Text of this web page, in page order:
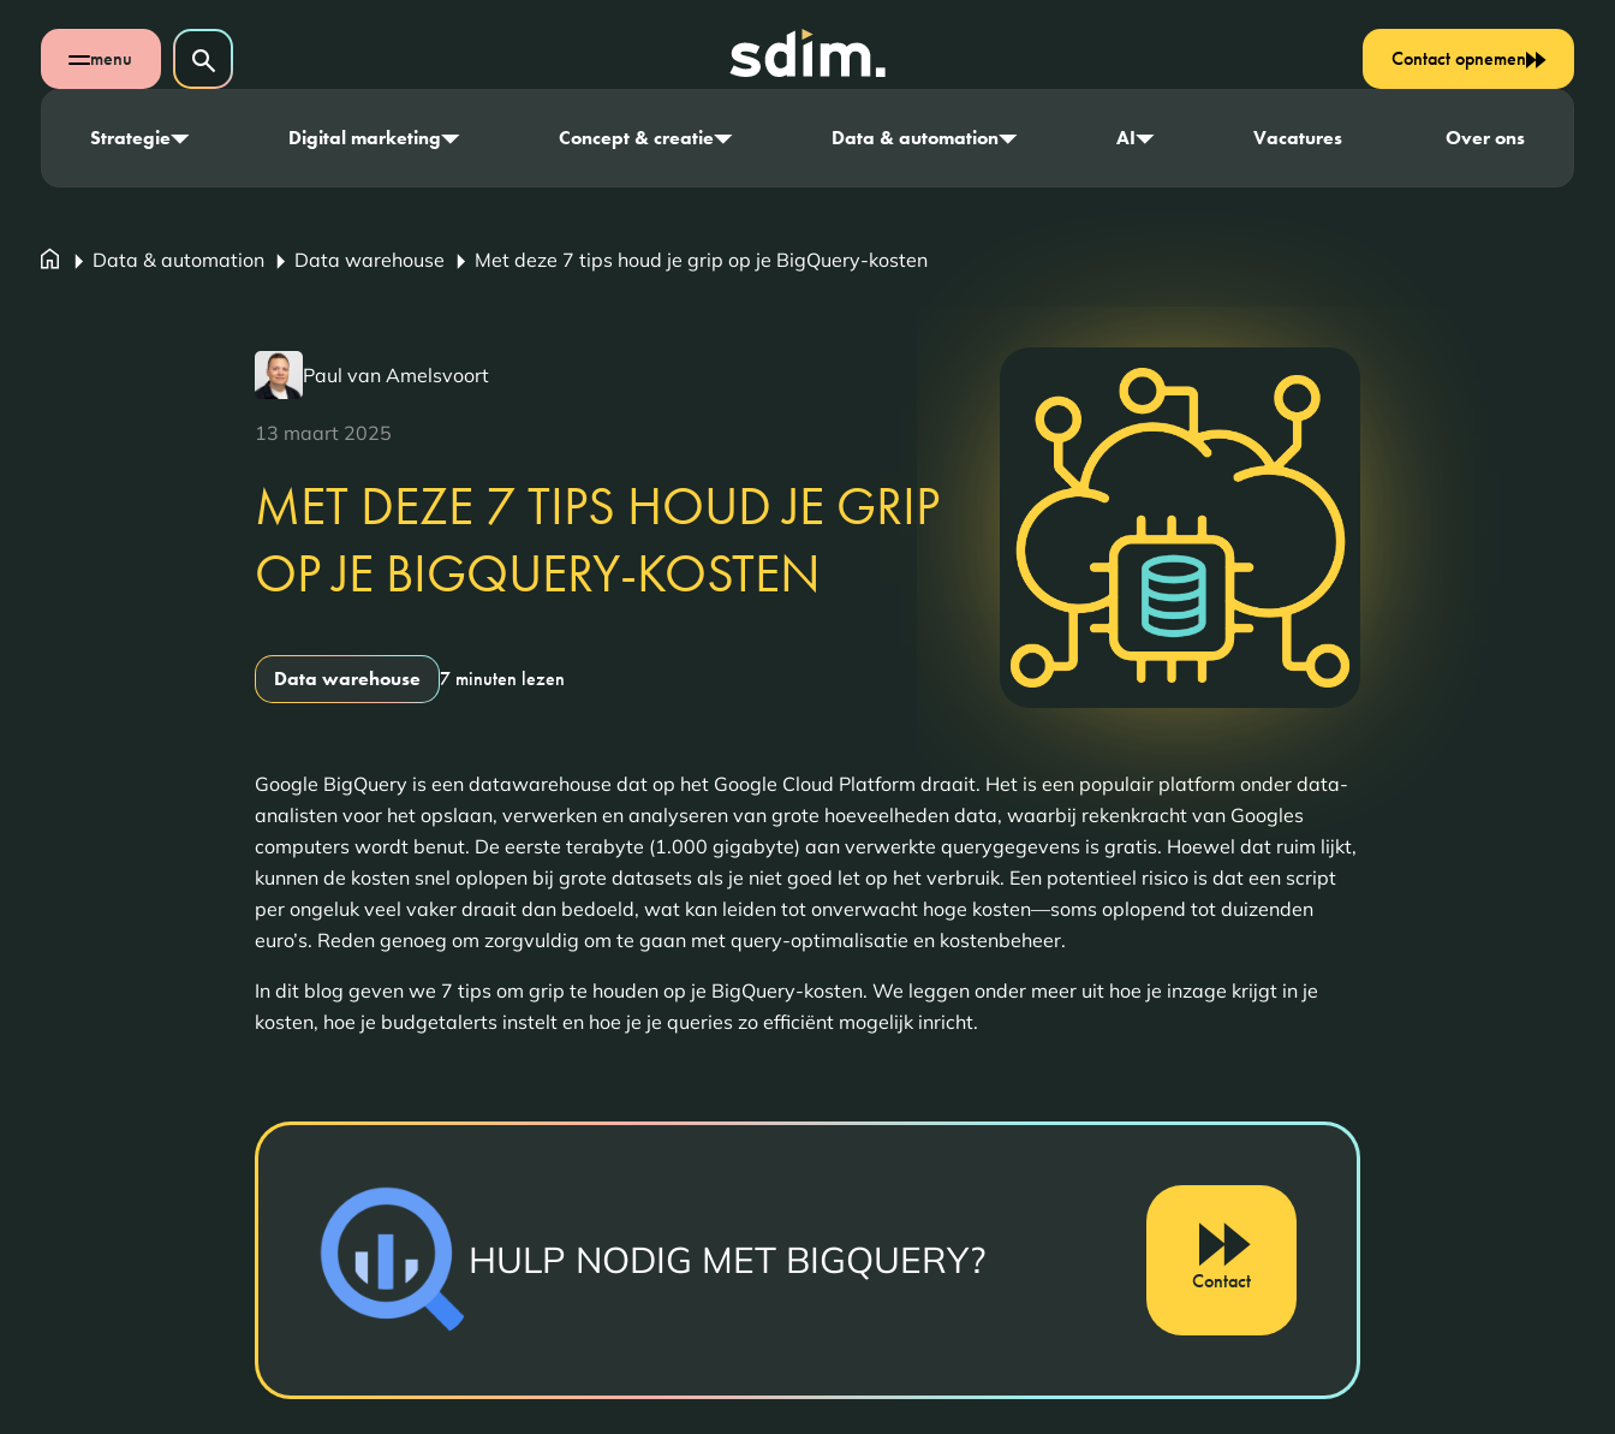
Navigatie overslaan
Open mobiel menu
menu Zoeken op website
Zoeken
Strategie Digital marketing Concept & creatie Data & automation AI Vacatures Over ons
Contact opnemen
Data & automation Data warehouse Met deze 7 tips houd je grip op je BigQuery-kosten
Paul van Amelsvoort
13 maart 2025
MET DEZE 7 TIPS HOUD JE GRIP
OP JE BIGQUERY-KOSTEN
Data warehouse 7 minuten lezen
Google BigQuery is een datawarehouse dat op het Google Cloud Platform draait. Het is een populair platform onder data-
analisten voor het opslaan, verwerken en analyseren van grote hoeveelheden data, waarbij rekenkracht van Googles
computers wordt benut. De eerste terabyte (1.000 gigabyte) aan verwerkte querygegevens is gratis. Hoewel dat ruim lijkt,
kunnen de kosten snel oplopen bij grote datasets als je niet goed let op het verbruik. Een potentieel risico is dat een script
per ongeluk veel vaker draait dan bedoeld, wat kan leiden tot onverwacht hoge kosten—soms oplopend tot duizenden
euro’s. Reden genoeg om zorgvuldig om te gaan met query-optimalisatie en kostenbeheer.
In dit blog geven we 7 tips om grip te houden op je BigQuery-kosten. We leggen onder meer uit hoe je inzage krijgt in je
kosten, hoe je budgetalerts instelt en hoe je je queries zo efficiënt mogelijk inricht.
HULP NODIG MET BIGQUERY? Contact